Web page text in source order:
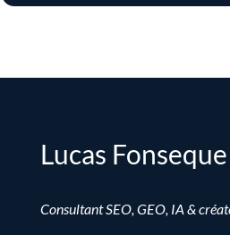
Lucas Fonseque
Consultant SEO, GEO, IA &